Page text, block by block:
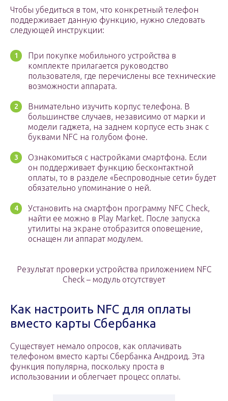
Чтобы убедиться в том, что конкретный телефон
поддерживает данную функцию, нужно следовать
следующей инструкции:
При покупке мобильного устройства в
комплекте прилагается руководство
пользователя, где перечислены все технические
возможности аппарата.
Внимательно изучить корпус телефона. В
большинстве случаев, независимо от марки и
модели гаджета, на заднем корпусе есть знак с
буквами NFC на голубом фоне.
Ознакомиться с настройками смартфона. Если
он поддерживает функцию бесконтактной
оплаты, то в разделе «Беспроводные сети» будет
обязательно упоминание о ней.
Установить на смартфон программу NFC Check,
найти ее можно в Play Market. После запуска
утилиты на экране отобразится оповещение,
оснащен ли аппарат модулем.
Результат проверки устройства приложением NFC
Check – модуль отсутствует
Как настроить NFC для оплаты
вместо карты Сбербанка
Существует немало опросов, как оплачивать
телефоном вместо карты Сбербанка Андроид. Эта
функция популярна, поскольку проста в
использовании и облегчает процесс оплаты.